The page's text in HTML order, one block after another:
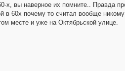
х, вы наверное их помните.. Правда
в 60х почему то считал вообще
месте и уже на Октябрьской улице.